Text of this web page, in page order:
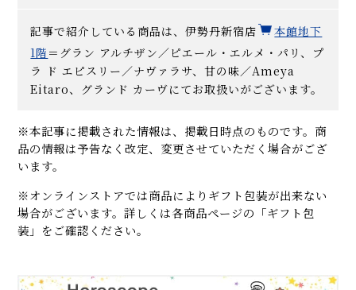
記事で紹介している商品は、伊勢丹新宿店
本館地下
1階 ＝グラン アルチザン／ピエール・エルメ・パリ、プ
ラ ド エピスリー／ナヴァラサ、甘の味／Ameya
Eitaro、グランド カーヴにてお取扱いがございます。
※本記事に掲載された情報は、掲載日時点のものです。商
品の情報は予告なく改定、変更させていただく場合がござ
います。
※オンラインストアでは商品によりギフト包装が出来ない
場合がございます。詳しくは各商品ページの「ギフト包
装」をご確認ください。